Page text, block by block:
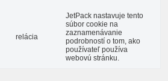
relácia
JetPack nastavuje tento
súbor cookie na
zaznamenávanie
podrobností o tom, ako
používateľ používa
webovú stránku.